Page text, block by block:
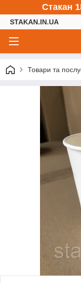
Стакан
STAKAN.IN.UA
Товари та